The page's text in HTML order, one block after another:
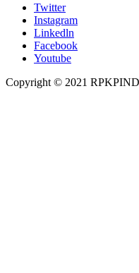
Twitter
Instagram
Linkedln
Facebook
Youtube
Copyright © 2021